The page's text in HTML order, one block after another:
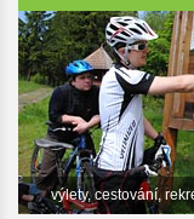
výlety, cestování,